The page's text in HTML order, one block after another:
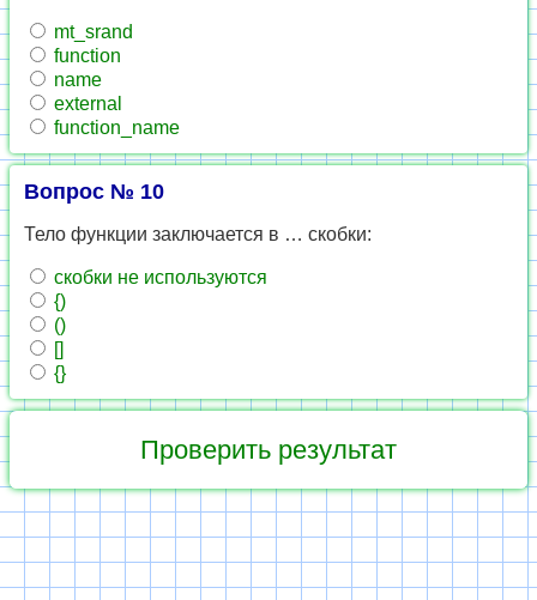
mt_srand
function
name
external
function_name
Вопрос № 10
Тело функции заключается в … скобки:
скобки не используются
{)
()
[]
{}